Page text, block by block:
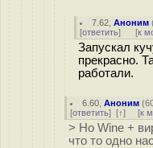
7.62 ,Аноним
[ответить] [к
Запускал
прекрасно.
работали.
6.60 ,Аноним (
[ответить] [↑] [к
> Но Wine +
что то одно